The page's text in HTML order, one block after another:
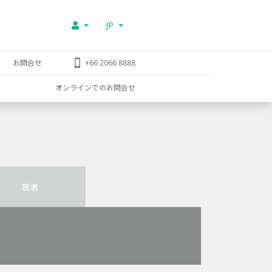
JP
お問合せ +66 2066 8888
オンラインでのお問合せ
医者